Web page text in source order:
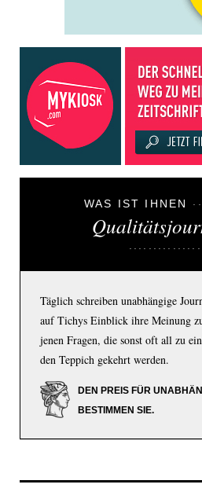
WAS IST IHNEN
Täglich schreiben unabhängige
auf Tichys Einblick ihre Meinung
jenen Fragen, die sonst oft all zu
den Teppich gekehrt werden.
DEN PREIS FÜR
BESTIMMEN SIE.